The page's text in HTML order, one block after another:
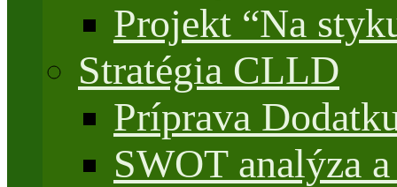
Projekt “Na
Stratégia CLLD
Príprava
SWOT analýza